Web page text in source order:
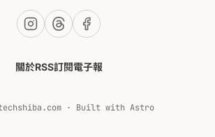
關於RSS訂閱電子報
· Built with Astro